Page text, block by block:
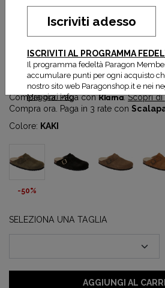
47,50 € 95,00 €
Prezzo più basso degli ultimi 30 gg:47,50 €
Compra ora. Paga conKlarna.Scopri di
Compra ora. Paga in 3 rate con
Colore: KAKI
-50%
SELEZIONA UNA TAGLIA
AGGIUNGI AL
Iscriviti adesso
ISCRIVITI AL PROGRAMMA
Il programma fedeltà Paragon
accumulare punti per ogni acquisto
nostro sito web Paragonshop.it e nei
Maggiori info